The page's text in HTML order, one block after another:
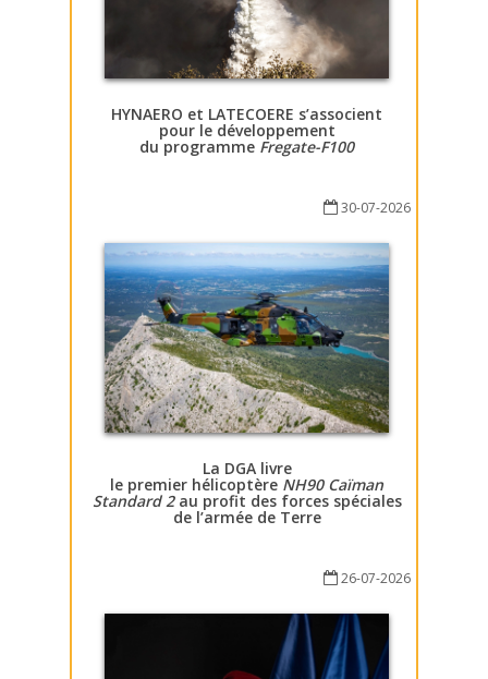
HYNAERO et LATECOERE s’associent
pour le développement
du programme Fregate-F100
30-07-2026
La DGA livre
le premier hélicoptère NH90 Caïman
Standard 2au profit des forces spéciales
de l’armée de Terre
26-07-2026